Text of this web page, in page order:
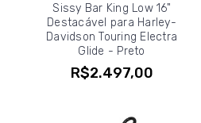
Sissy Bar King Low 16"
Destacável para Harley-
Davidson Touring Electra
Glide - Preto
R$2.497,00